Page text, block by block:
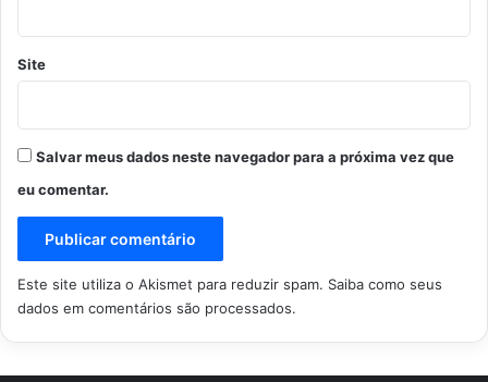
Site
Salvar meus dados neste navegador para a próxima vez que
eu comentar.
Este site utiliza o Akismet para reduzir spam. Saiba como seus
dados em comentários são processados.